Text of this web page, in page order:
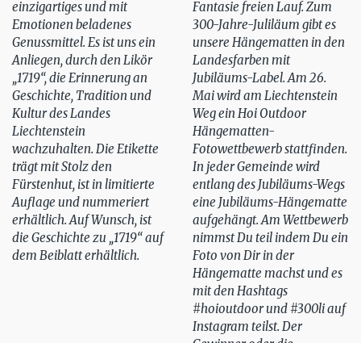
einzigartiges und mit
Emotionen beladenes
Genussmittel. Es ist uns ein
Anliegen, durch den Likör
„1719“, die Erinnerung an
Geschichte, Tradition und
Kultur des Landes
Liechtenstein
wachzuhalten. Die Etikette
trägt mit Stolz den
Fürstenhut, ist in limitierte
Auflage und nummeriert
erhältlich. Auf Wunsch, ist
die Geschichte zu „1719“ auf
dem Beiblatt erhältlich.
Fantasie freien Lauf. Zum
300-Jahre-Juliläum gibt es
unsere Hängematten in den
Landesfarben mit
Jubiläums-Label. Am 26.
Mai wird am Liechtenstein
Weg ein Hoi Outdoor
Hängematten-
Fotowettbewerb stattfinden.
In jeder Gemeinde wird
entlang des Jubiläums-Wegs
eine Jubiläums-Hängematte
aufgehängt. Am Wettbewerb
nimmst Du teil indem Du ein
Foto von Dir in der
Hängematte machst und es
mit den Hashtags
#hoioutdoor und #300li auf
Instagram teilst. Der